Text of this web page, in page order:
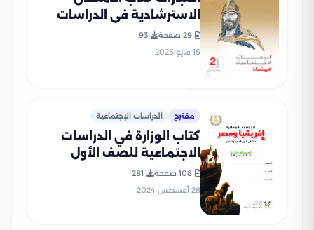
الاسترشادية في الدراسات
لثانية إعدادي الترم الثاني
بصيغة PDF بالاجابات
29 صفحة
93
15 مايو 2025
مقترح الدراسات الإجتماعية
كتاب الوزارة في الدراسات
الاجتماعية للصف الأول
بصيغة PDF
108 صفحة
281
28 أغسطس 2024